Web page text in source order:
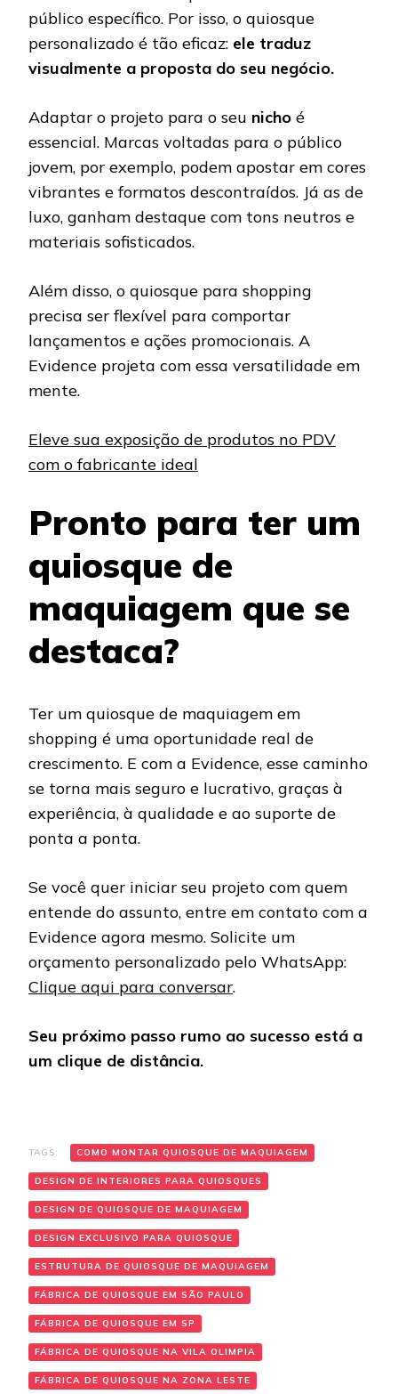
público específico. Por isso, o quiosque
personalizado é tão eficaz: ele traduz
visualmente a proposta do seu negócio.
Adaptar o projeto para o seu nicho é
essencial. Marcas voltadas para o público
jovem, por exemplo, podem apostar em cores
vibrantes e formatos descontraídos. Já as de
luxo, ganham destaque com tons neutros e
materiais sofisticados.
Além disso, o quiosque para shopping
precisa ser flexível para comportar
lançamentos e ações promocionais. A
Evidence projeta com essa versatilidade em
mente.
Eleve sua exposição de produtos no PDV
com o fabricante ideal
Pronto para ter um
quiosque de
maquiagem que se
destaca?
Ter um quiosque de maquiagem em
shopping é uma oportunidade real de
crescimento. E com a Evidence, esse caminho
se torna mais seguro e lucrativo, graças à
experiência, à qualidade e ao suporte de
ponta a ponta.
Se você quer iniciar seu projeto com quem
entende do assunto, entre em contato com a
Evidence agora mesmo. Solicite um
orçamento personalizado pelo WhatsApp:
Clique aqui para conversar.
Seu próximo passo rumo ao sucesso está a
um clique de distância.
TAGS: COMO MONTAR QUIOSQUE DE MAQUIAGEM
DESIGN DE INTERIORES PARA QUIOSQUES
DESIGN DE QUIOSQUE DE MAQUIAGEM
DESIGN EXCLUSIVO PARA QUIOSQUE
ESTRUTURA DE QUIOSQUE DE MAQUIAGEM
FÁBRICA DE QUIOSQUE EM SÃO PAULO
FÁBRICA DE QUIOSQUE EM SP
FÁBRICA DE QUIOSQUE NA VILA OLIMPIA
FÁBRICA DE QUIOSQUE NA ZONA LESTE